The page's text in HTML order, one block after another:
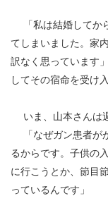
「私は結婚してか
てしまいました。家
訳なく思っています
してその宿命を受け
いま、山本さんは
「なぜガン患者が
るからです。子供の
に行こうとか、節目
っているんです」